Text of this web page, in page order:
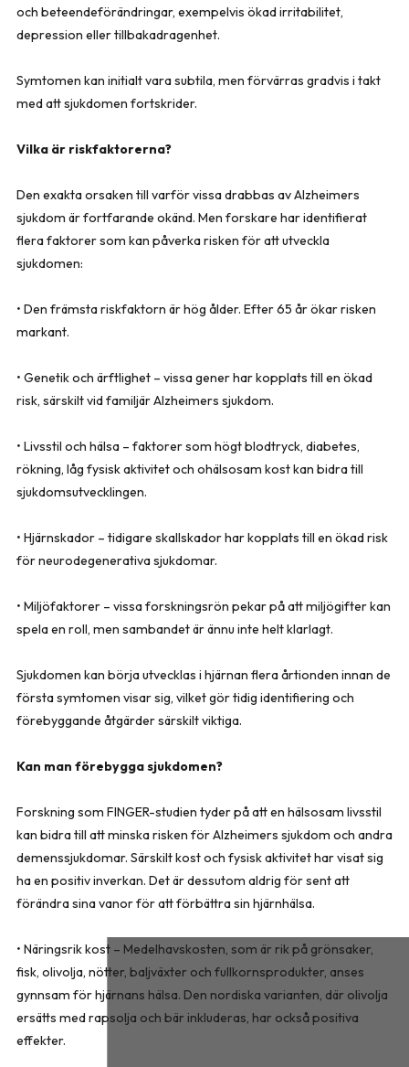
och beteendeförändringar, exempelvis ökad irritabilitet,
depression eller tillbakadragenhet.
Symtomen kan initialt vara subtila, men förvärras gradvis i takt
med att sjukdomen fortskrider.
Vilka är riskfaktorerna?
Den exakta orsaken till varför vissa drabbas av Alzheimers
sjukdom är fortfarande okänd. Men forskare har identifierat
flera faktorer som kan påverka risken för att utveckla
sjukdomen:
• Den främsta riskfaktorn är hög ålder. Efter 65 år ökar risken
markant.
• Genetik och ärftlighet – vissa gener har kopplats till en ökad
risk, särskilt vid familjär Alzheimers sjukdom.
• Livsstil och hälsa – faktorer som högt blodtryck, diabetes,
rökning, låg fysisk aktivitet och ohälsosam kost kan bidra till
sjukdomsutvecklingen.
• Hjärnskador – tidigare skallskador har kopplats till en ökad risk
för neurodegenerativa sjukdomar.
• Miljöfaktorer – vissa forskningsrön pekar på att miljögifter kan
spela en roll, men sambandet är ännu inte helt klarlagt.
Sjukdomen kan börja utvecklas i hjärnan flera årtionden innan de
första symtomen visar sig, vilket gör tidig identifiering och
förebyggande åtgärder särskilt viktiga.
Kan man förebygga sjukdomen?
Forskning som FINGER-studien tyder på att en hälsosam livsstil
kan bidra till att minska risken för Alzheimers sjukdom och andra
demenssjukdomar. Särskilt kost och fysisk aktivitet har visat sig
ha en positiv inverkan. Det är dessutom aldrig för sent att
förändra sina vanor för att förbättra sin hjärnhälsa.
• Näringsrik kost – Medelhavskosten, som är rik på grönsaker,
fisk, olivolja, nötter, baljväxter och fullkornsprodukter, anses
gynnsam för hjärnans hälsa. Den nordiska varianten, där olivolja
ersätts med rapsolja och bär inkluderas, har också positiva
effekter.